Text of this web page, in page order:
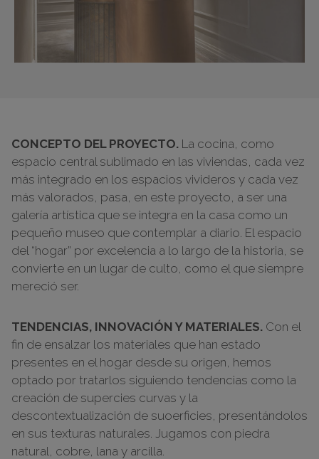
CONCEPTO DEL PROYECTO. La cocina, como
espacio central sublimado en las viviendas, cada vez
más integrado en los espacios vivideros y cada vez
más valorados, pasa, en este proyecto, a ser una
galería artística que se integra en la casa como un
pequeño museo que contemplar a diario. El espacio
del “hogar” por excelencia a lo largo de la historia, se
convierte en un lugar de culto, como el que siempre
mereció ser.
TENDENCIAS, INNOVACIÓN Y MATERIALES. Con el
fin de ensalzar los materiales que han estado
presentes en el hogar desde su origen, hemos
optado por tratarlos siguiendo tendencias como la
creación de supercies curvas y la
descontextualización de suoerficies, presentándolos
en sus texturas naturales. Jugamos con piedra
natural, cobre, lana y arcilla.